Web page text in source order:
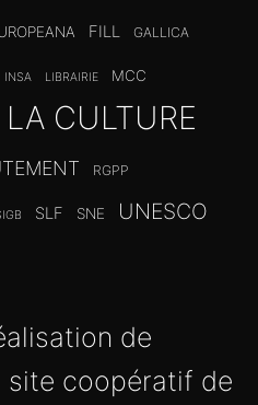
FILL GALLICA
INSA LIBRAIRIE MCC
CULTURE
RGPP
SLF SNE UNESCO
de
site coopératif de